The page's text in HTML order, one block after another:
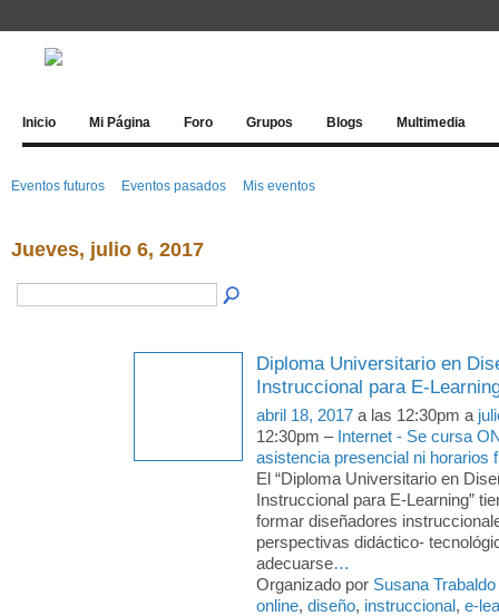
Inicio Mi Página Foro Grupos Blogs Multimedia
Eventos futuros Eventos pasados Mis eventos
Jueves, julio 6, 2017
Diploma Universitario en
Instruccional para E-
abril 18, 2017 a las 12:30pm a
12:30pm – Internet - Se cursa
asistencia presencial ni horarios
El “Diploma Universitario en
Instruccional para E-Learning”
formar diseñadores
perspectivas didáctico-
adecuarse…
Organizado por Susana Trabaldo
online, diseño, instruccional, e-